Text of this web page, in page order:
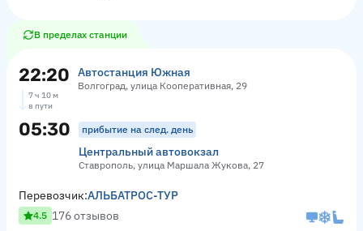
В пределах станции
22:20 Автостанция Южная
Волгоград, улица Кооперативная, 29
7 ч 10 м
в пути
05:30 прибытие на след. день
Центральный автовокзал
Ставрополь, улица Маршала Жукова, 27
Перевозчик:АЛЬБАТРОС-ТУР
4.5 176 отзывов